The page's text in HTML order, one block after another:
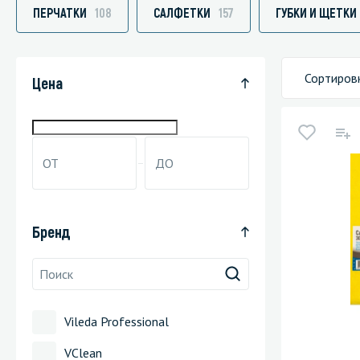
Защитные
Средства
Средства
ПЕРЧАТКИ 108 САЛФЕТКИ 157 ГУБКИ И ЩЕТКИ
Цена
Бренд
Vileda Professional
VClean